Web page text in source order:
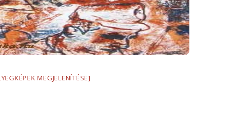
MEGJELENÍTÉSE]